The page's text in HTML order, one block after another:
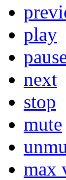
play
next
stop
mute
max